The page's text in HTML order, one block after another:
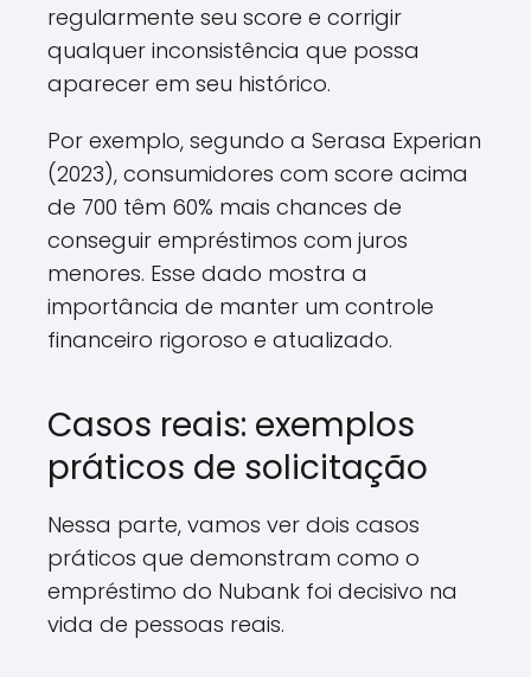
regularmente seu score e corrigir
qualquer inconsistência que possa
aparecer em seu histórico.
Por exemplo, segundo a Serasa Experian
(2023), consumidores com score acima
de 700 têm 60% mais chances de
conseguir empréstimos com juros
menores. Esse dado mostra a
importância de manter um controle
financeiro rigoroso e atualizado.
Casos reais: exemplos
práticos de solicitação
Nessa parte, vamos ver dois casos
práticos que demonstram como o
empréstimo do Nubank foi decisivo na
vida de pessoas reais.